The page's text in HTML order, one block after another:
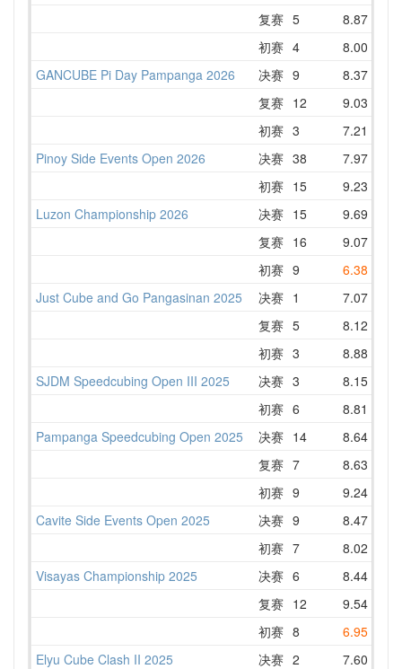
复赛 5 8.87
初赛 4 8.00
GANCUBE Pi Day Pampanga 2026
决赛 9 8.37
复赛 12 9.03
初赛 3 7.21
Pinoy Side Events Open 2026
决赛 38 7.97
初赛 15 9.23
Luzon Championship 2026
决赛 15 9.69
复赛 16 9.07
初赛 9 6.38
Just Cube and Go Pangasinan 2025
决赛 1 7.07
复赛 5 8.12
初赛 3 8.88
SJDM Speedcubing Open III 2025
决赛 3 8.15
初赛 6 8.81
Pampanga Speedcubing Open 2025
决赛 14 8.64
复赛 7 8.63
初赛 9 9.24
Cavite Side Events Open 2025
决赛 9 8.47
初赛 7 8.02
Visayas Championship 2025
决赛 6 8.44
复赛 12 9.54
初赛 8 6.95
Elyu Cube Clash II 2025
决赛 2 7.60